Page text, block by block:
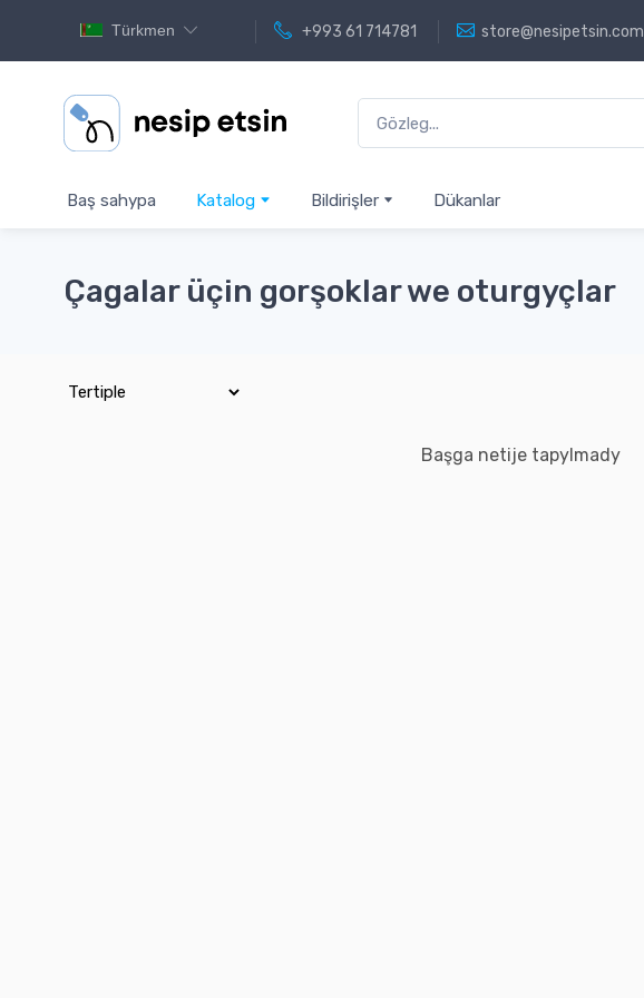
Türkmen +993 61 714781 store@nesipetsin.com
Baş sahypa Katalog Bildirişler Dükanlar
Çagalar üçin gorşoklar we oturgyçlar
Başga netije tapylmady